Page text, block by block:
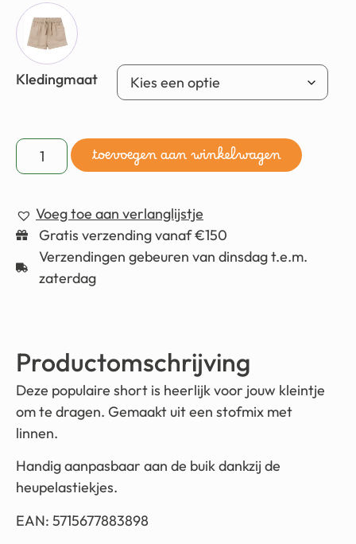
Kledingmaat
toevoegen aan winkelwagen
Voeg toe aan verlanglijstje
Gratis verzending vanaf €150
Verzendingen gebeuren van dinsdag t.e.m.
zaterdag
Productomschrijving
Deze populaire short is heerlijk voor jouw kleintje
om te dragen. Gemaakt uit een stofmix met
linnen.
Handig aanpasbaar aan de buik dankzij de
heupelastiekjes.
EAN: 5715677883898